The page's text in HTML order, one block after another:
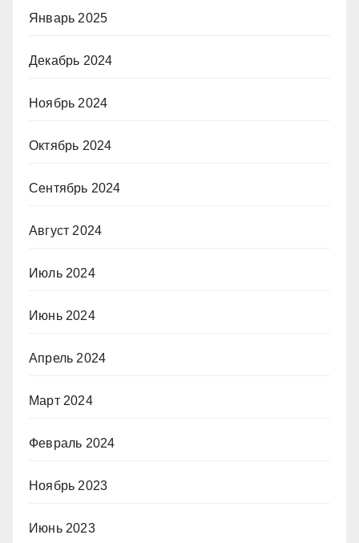
Январь 2025
Декабрь 2024
Ноябрь 2024
Октябрь 2024
Сентябрь 2024
Август 2024
Июль 2024
Июнь 2024
Апрель 2024
Март 2024
Февраль 2024
Ноябрь 2023
Июнь 2023